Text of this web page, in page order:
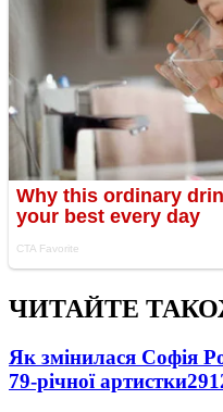
ЧИТАЙТЕ
Як змінилася Софія
79-річної артистки